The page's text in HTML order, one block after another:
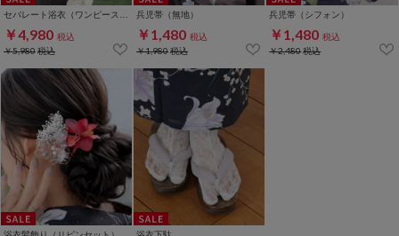
￥4,980 税込
￥5,980税込
兵児帯（無地）
￥1,480 税込
￥1,980税込
兵児帯（シフォン）
￥1,480 税込
￥2,480税込